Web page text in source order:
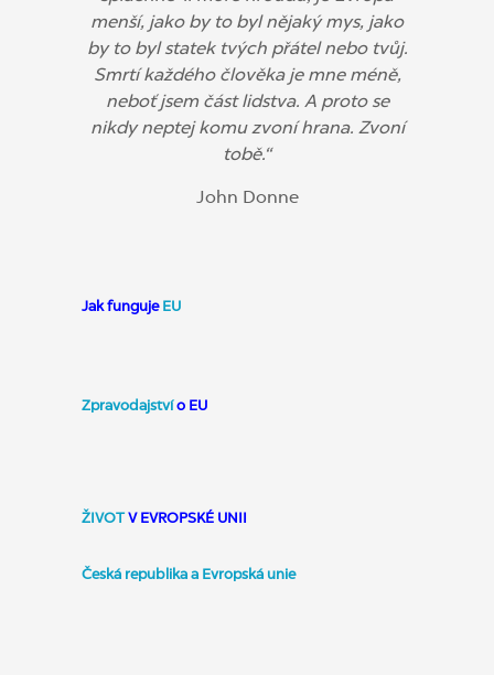
menší, jako by to byl nějaký mys, jako
by to byl statek tvých přátel nebo tvůj.
Smrtí každého člověka je mne méně,
neboť jsem část lidstva. A proto se
nikdy neptej komu zvoní hrana. Zvoní
tobě.“
John Donne
Jak funguje EU
Zpravodajstvío EU
ŽIVOTV EVROPSKÉ UNII
Česká republika a Evropská unie